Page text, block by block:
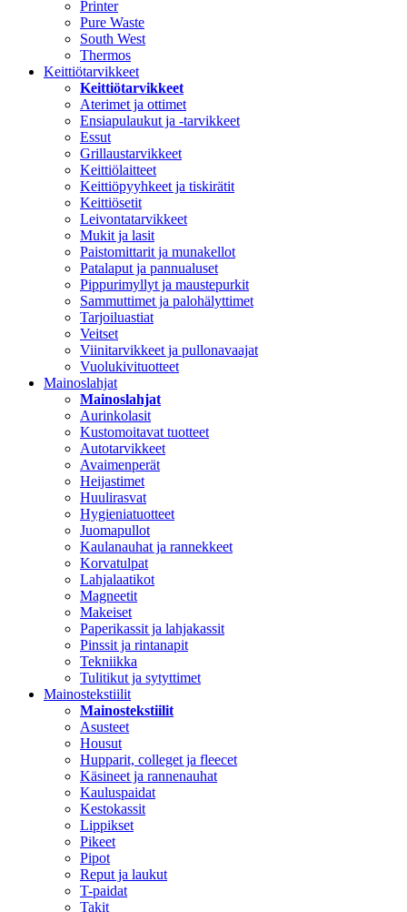
Printer
Pure Waste
South West
Thermos
Keittiötarvikkeet
Keittiötarvikkeet
Aterimet ja ottimet
Ensiapulaukut ja -tarvikkeet
Essut
Grillaustarvikkeet
Keittiölaitteet
Keittiöpyyhkeet ja tiskirätit
Keittiösetit
Leivontatarvikkeet
Mukit ja lasit
Paistomittarit ja munakellot
Patalaput ja pannualuset
Pippurimyllyt ja maustepurkit
Sammuttimet ja palohälyttimet
Tarjoiluastiat
Veitset
Viinitarvikkeet ja pullonavaajat
Vuolukivituotteet
Mainoslahjat
Mainoslahjat
Aurinkolasit
Kustomoitavat tuotteet
Autotarvikkeet
Avaimenperät
Heijastimet
Huulirasvat
Hygieniatuotteet
Juomapullot
Kaulanauhat ja rannekkeet
Korvatulpat
Lahjalaatikot
Magneetit
Makeiset
Paperikassit ja lahjakassit
Pinssit ja rintanapit
Tekniikka
Tulitikut ja sytyttimet
Mainostekstiilit
Mainostekstiilit
Asusteet
Housut
Hupparit, colleget ja fleecet
Käsineet ja rannenauhat
Kauluspaidat
Kestokassit
Lippikset
Pikeet
Pipot
Reput ja laukut
T-paidat
Takit